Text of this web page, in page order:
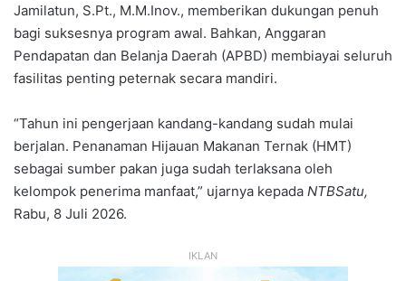
Jamilatun, S.Pt., M.M.Inov., memberikan dukungan penuh
bagi suksesnya program awal. Bahkan, Anggaran
Pendapatan dan Belanja Daerah (APBD) membiayai seluruh
fasilitas penting peternak secara mandiri.
“Tahun ini pengerjaan kandang-kandang sudah mulai
berjalan. Penanaman Hijauan Makanan Ternak (HMT)
sebagai sumber pakan juga sudah terlaksana oleh
kelompok penerima manfaat,” ujarnya kepada NTBSatu,
Rabu, 8 Juli 2026.
IKLAN